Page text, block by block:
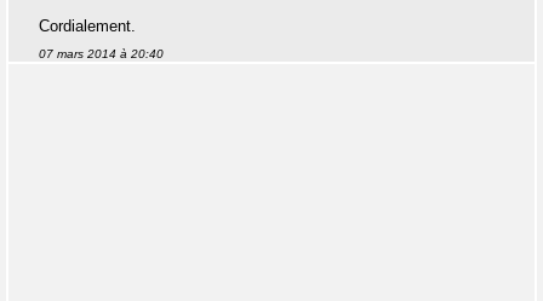
Cordialement.
07 mars 2014 à 20:40